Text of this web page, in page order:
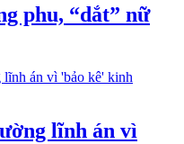
phu, “dắt” nữ
lĩnh án vì